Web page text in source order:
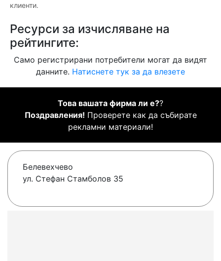
клиенти.
Ресурси за изчисляване на
рейтингите:
Само регистрирани потребители могат да видят
данните. Натиснете тук за да влезете
Това вашата фирма ли е??
Поздравления! Проверете как да събирате
рекламни материали!
Белевехчево
ул. Стефан Стамболов 35